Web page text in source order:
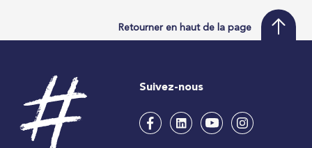
Retourner en haut de la page
Suivez-nous